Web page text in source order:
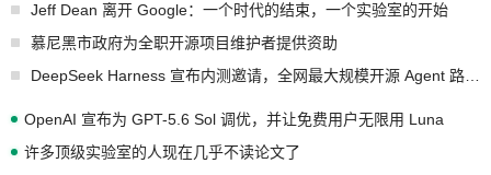
Jeff Dean 离开 Google：一个时代的结束，一个实验室的开始
慕尼黑市政府为全职开源项目维护者提供资助
OpenAI 宣布为 GPT-5.6 Sol 调优，并让免费用户无限用 Luna
许多顶级实验室的人现在几乎不读论文了